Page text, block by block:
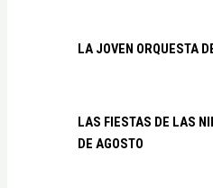
LA JOVEN ORQUESTA
LAS FIESTAS DE LAS
DE AGOSTO